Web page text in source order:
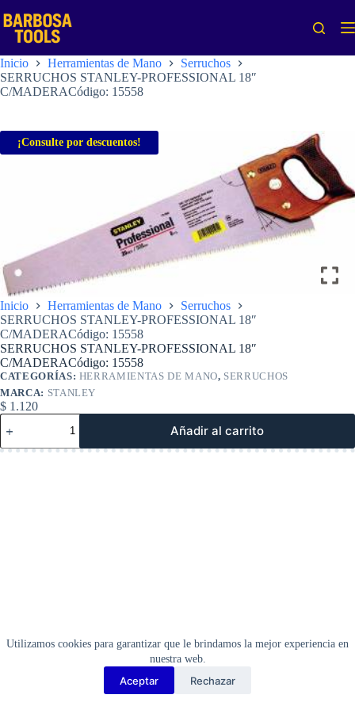
al
contenido
Utilizamos cookies para garantizar que le brindamos la mejor experiencia en
nuestra web.
Aceptar Rechazar
Inicio Herramientas de Mano
Serruchos
SERRUCHOS STANLEY-PROFESSIONAL 18″
C/MADERACódigo: 15558
¡Consulte por descuentos!
Inicio Herramientas de Mano
Serruchos
SERRUCHOS STANLEY-PROFESSIONAL 18″
C/MADERACódigo: 15558
SERRUCHOS STANLEY-PROFESSIONAL 18″
C/MADERACódigo: 15558
CATEGORÍAS: HERRAMIENTAS DE MANO, SERRUCHOS
MARCA: STANLEY
$ 1.120
SERRUCHOS
STANLEY-
PROFESSIONAL
Añadir al carrito
Copyright Barbosa Tools©